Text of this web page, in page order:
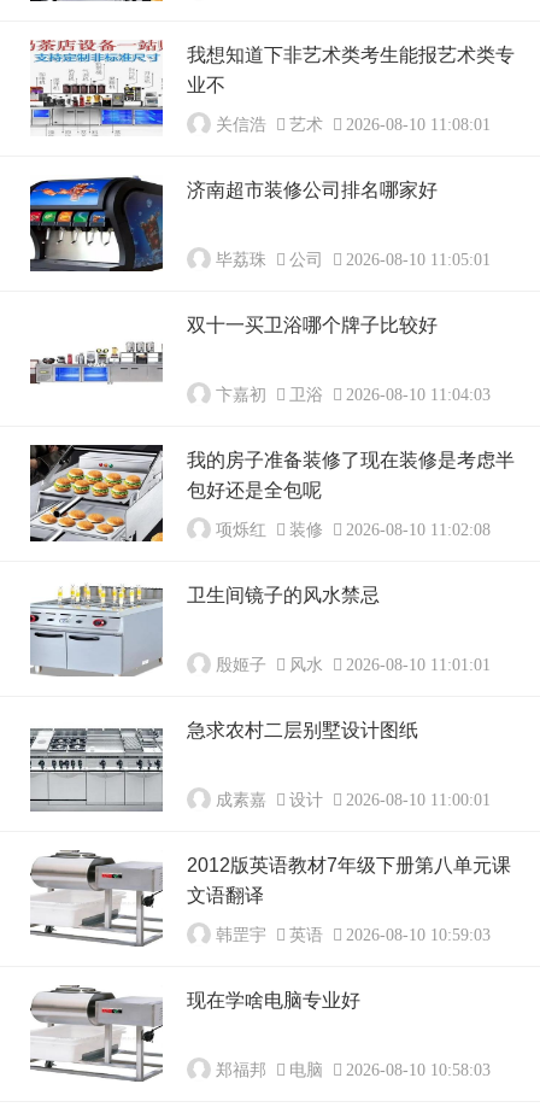
我想知道下非艺术类考生能报艺术类专
业不
关信浩 艺术 2026-08-10 11:08:01
济南超市装修公司排名哪家好
毕荔珠 公司 2026-08-10 11:05:01
双十一买卫浴哪个牌子比较好
卞嘉初 卫浴 2026-08-10 11:04:03
我的房子准备装修了现在装修是考虑半
包好还是全包呢
项烁红 装修 2026-08-10 11:02:08
卫生间镜子的风水禁忌
殷姬子 风水 2026-08-10 11:01:01
急求农村二层别墅设计图纸
成素嘉 设计 2026-08-10 11:00:01
2012版英语教材7年级下册第八单元课
文语翻译
韩罡宇 英语 2026-08-10 10:59:03
现在学啥电脑专业好
郑福邦 电脑 2026-08-10 10:58:03